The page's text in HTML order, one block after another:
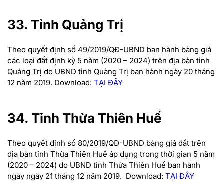
33. Tỉnh Quảng Trị
Theo quyết định số 49/2019/QĐ-UBND ban hành bảng giá
các loại đất định kỳ 5 năm (2020 – 2024) trên địa bàn tỉnh
Quảng Trị do UBND tỉnh Quảng Trị ban hành ngày 20 tháng
12 năm 2019. Download: TẠI ĐÂY
34. Tỉnh Thừa Thiên Huế
Theo quyết định số 80/2019/QĐ-UBND bảng giá đất trên
địa bàn tỉnh Thừa Thiên Huế áp dụng trong thời gian 5 năm
(2020 – 2024) do UBND tỉnh Thừa Thiên Huế ban hành
ngày ngày 21 tháng 12 năm 2019. Download: TẠI ĐÂY